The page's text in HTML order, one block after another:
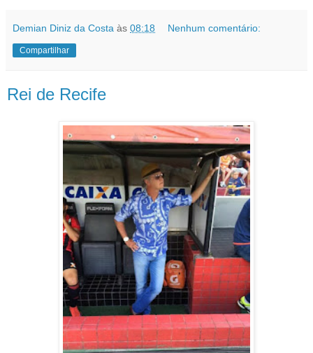
Demian Diniz da Costa às 08:18 Nenhum comentário:
Compartilhar
Rei de Recife